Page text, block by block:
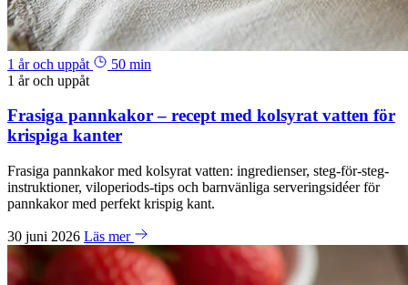
1 år och uppåt
50 min
1 år och uppåt
Frasiga pannkakor – recept med kolsyrat vatten för
krispiga kanter
Frasiga pannkakor med kolsyrat vatten: ingredienser, steg-för-steg-
instruktioner, viloperiods-tips och barnvänliga serveringsidéer för
pannkakor med perfekt krispig kant.
30 juni 2026 Läs mer